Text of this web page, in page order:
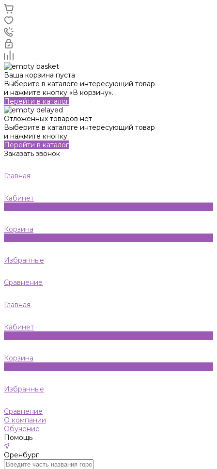
Ваша корзина пуста
Выберите в каталоге интересующий товар
и нажмите кнопку «В корзину».
Перейти в каталог
Отложенных товаров нет
Выберите в каталоге интересующий товар
и нажмите кнопку
Перейти в каталог
Заказать звонок
Главная
Кабинет
Корзина
Избранные
Сравнение
Главная
Кабинет
Корзина
Избранные
Сравнение
О компании
Обучение
Помощь
Оренбург